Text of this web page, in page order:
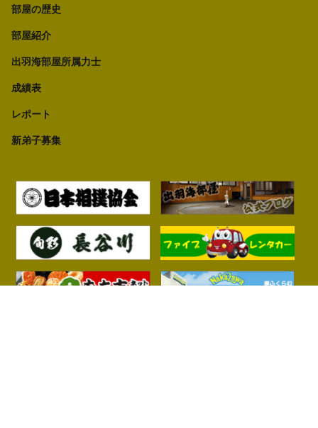
部屋の歴史
部屋紹介
出羽海部屋所属力士
成績表
レポート
新弟子募集